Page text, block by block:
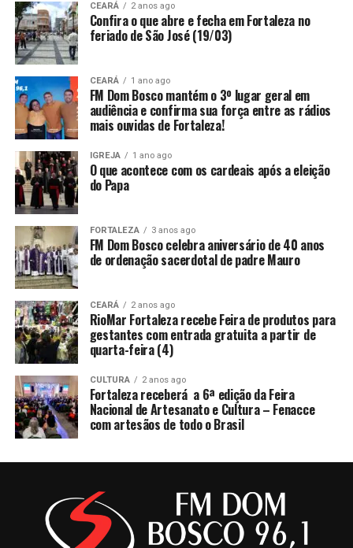
CEARÁ 2 anos ago
Confira o que abre e fecha em Fortaleza no
feriado de São José (19/03)
CEARÁ 1 ano ago
FM Dom Bosco mantém o 3º lugar geral em
audiência e confirma sua força entre as rádios
mais ouvidas de Fortaleza!
IGREJA 1 ano ago
O que acontece com os cardeais após a eleição
do Papa
FORTALEZA 3 anos ago
FM Dom Bosco celebra aniversário de 40 anos
de ordenação sacerdotal de padre Mauro
CEARÁ 2 anos ago
RioMar Fortaleza recebe Feira de produtos para
gestantes com entrada gratuita a partir de
quarta-feira (4)
CULTURA 2 anos ago
Fortaleza receberá a 6ª edição da Feira
Nacional de Artesanato e Cultura – Fenacce
com artesãos de todo o Brasil